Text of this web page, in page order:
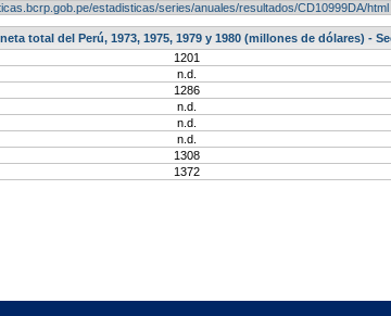
estadisticas/series/anuales/resultados/CD10999DA/html
total del Perú, 1973, 1975, 1979 y 1980 (millones de dólares) -
1201
n.d.
1286
n.d.
n.d.
n.d.
1308
1372